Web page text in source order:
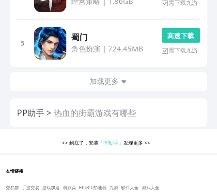
需下载九游
5
蜀门
角色扮演 | 724.45MB
高 速 下 载
需下载九游
加载更多
PP助手 热血的街霸游戏有哪些
>> 到底了，安装 「PP助手」 发现更多<<
友情链接
交易猫 手游交易 游戏加速 豌豆荚 BIUBIU加速器 九游 软件大全 游戏大全